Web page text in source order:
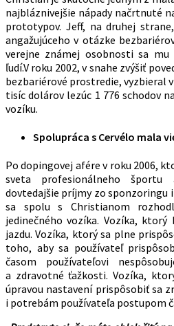
najbláznivejšie nápady načrtnuté
prototypov. Jeff, na druhej
angažujúceho v otázke
verejne známej osobnosti sa
ľudí.V roku 2002, v snahe zvýšiť
bezbariérové prostredie, vyzbieral
tisíc dolárov lezúc 1 776 schodov
vozíku.
Spolupráca s Cervélo mala
Po dopingovej afére v roku 2006,
sveta profesionálneho
dovtedajšie príjmy zo sponzoringu
sa spolu s Christianom
jedinečného vozíka. Vozíka,
jazdu. Vozíka, ktorý sa plne
toho, aby sa používateľ
časom používateľovi
a zdravotné ťažkosti. Vozíka,
úpravou nastavení prispôsobiť sa
i potrebám používateľa postupom